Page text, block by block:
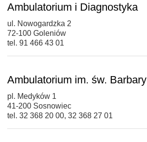
Ambulatorium i Diagnostyka
ul. Nowogardzka 2
72-100 Goleniów
tel. 91 466 43 01
Ambulatorium im. św. Barbary
pl. Medyków 1
41-200 Sosnowiec
tel. 32 368 20 00, 32 368 27 01